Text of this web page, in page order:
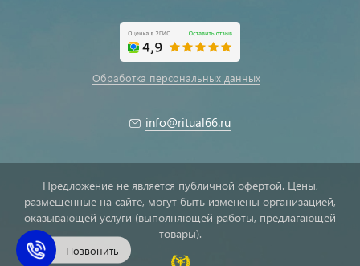
Обработка персональных данных
info@ritual66.ru
Предложение не является публичной офертой. Цены,
размещенные на сайте, могут быть изменены организацией,
оказывающей услуги (выполняющей работы, предлагающей
товары).
Позвонить